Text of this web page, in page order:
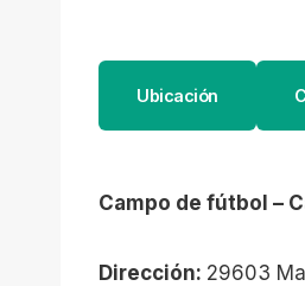
Ubicación
Campo de fútbol –
Dirección: 29603